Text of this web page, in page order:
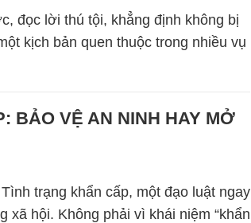
đọc lời thú tội, khẳng định không bị
kịch bản quen thuộc trong nhiều vụ
BẢO VỆ AN NINH HAY MỞ
trạng khẩn cấp, một đạo luật ngay
xã hội. Không phải vì khái niệm “khẩn